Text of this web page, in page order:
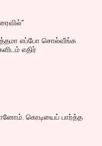
எப்போ சொல்வீங்க
எதிர்
கொடியைப் பார்த்த